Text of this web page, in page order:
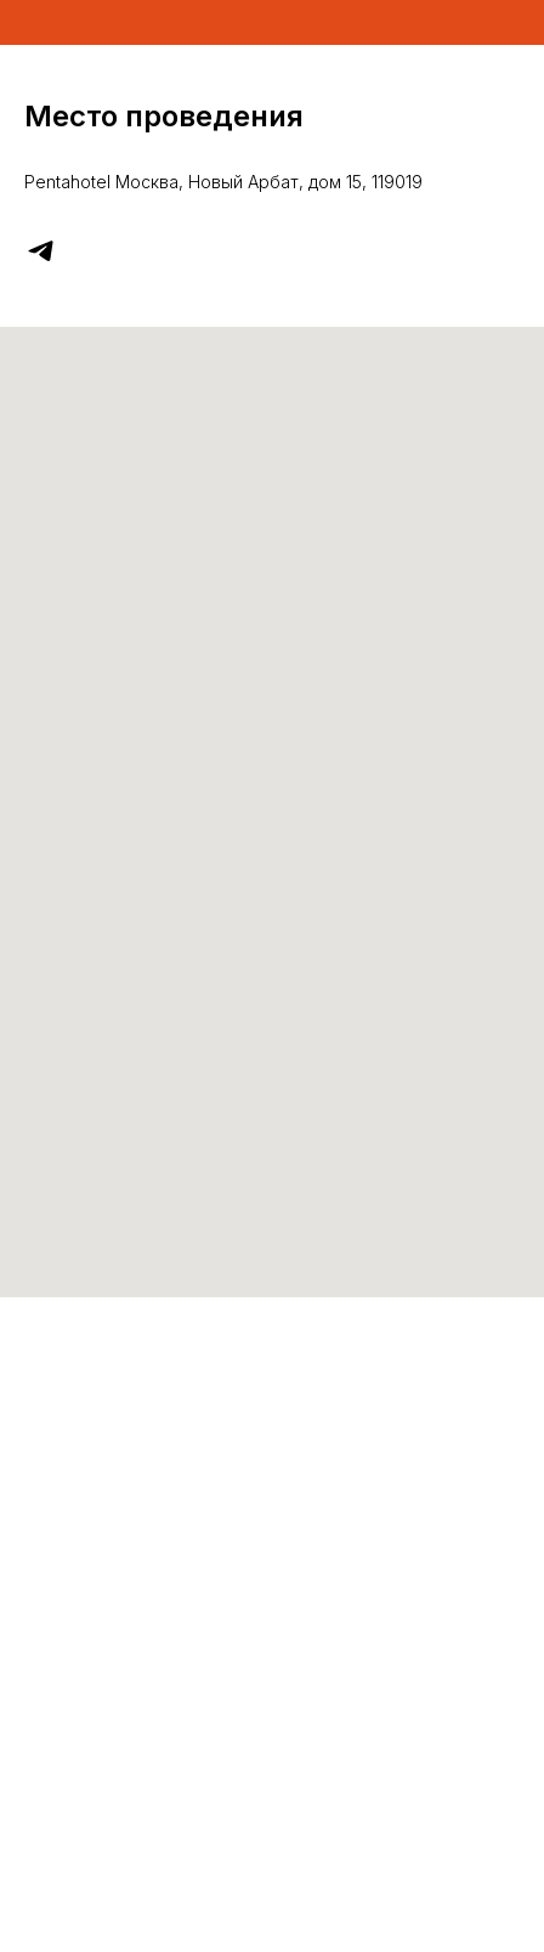
Место проведения
Pentahotel Москва, Новый Арбат, дом 15, 119019